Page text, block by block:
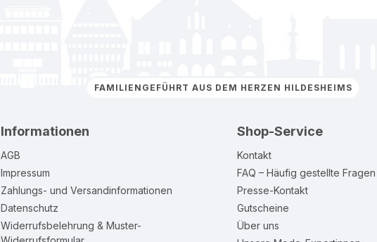
FAMILIENGEFÜHRT AUS DEM HERZEN HILDESHEIMS
Informationen
AGB
Impressum
Zahlungs- und Versandinformationen
Datenschutz
Widerrufsbelehrung & Muster-
Shop-Service
Kontakt
FAQ – Häufig gestellte Fragen
Presse-Kontakt
Gutscheine
Über uns